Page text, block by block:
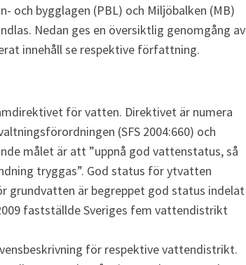
och bygglagen (PBL) och Miljöbalken (MB)
Nedan ges en översiktlig genomgång av
innehåll se respektive författning.
för vatten. Direktivet är numera
(SFS 2004:660) och
målet är att ”uppnå god vattenstatus, så
tryggas”. God status för ytvatten
grundvatten är begreppet god status indelat
fastställde Sveriges fem vattendistrikt
för respektive vattendistrikt.